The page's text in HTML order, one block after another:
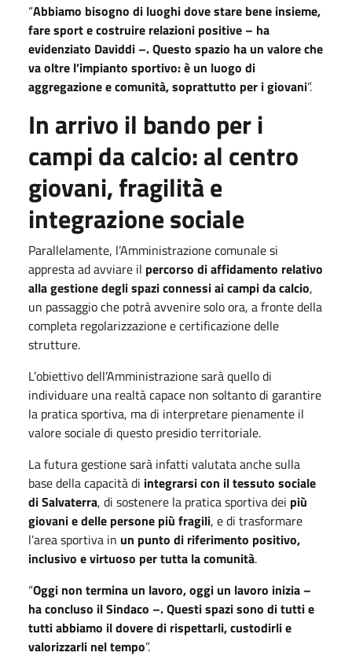
“Abbiamo bisogno di luoghi dove stare bene insieme,
fare sport e costruire relazioni positive – ha
evidenziato Daviddi –. Questo spazio ha un valore che
va oltre l’impianto sportivo: è un luogo di
aggregazione e comunità, soprattutto per i giovani”.
In arrivo il bando per i
campi da calcio: al centro
giovani, fragilità e
integrazione sociale
Parallelamente, l’Amministrazione comunale si
appresta ad avviare il percorso di affidamento relativo
alla gestione degli spazi connessi ai campi da calcio,
un passaggio che potrà avvenire solo ora, a fronte della
completa regolarizzazione e certificazione delle
strutture.
L’obiettivo dell’Amministrazione sarà quello di
individuare una realtà capace non soltanto di garantire
la pratica sportiva, ma di interpretare pienamente il
valore sociale di questo presidio territoriale.
La futura gestione sarà infatti valutata anche sulla
base della capacità di integrarsi con il tessuto sociale
di Salvaterra, di sostenere la pratica sportiva dei più
giovani e delle persone più fragili, e di trasformare
l’area sportiva in un punto di riferimento positivo,
inclusivo e virtuoso per tutta la comunità.
“Oggi non termina un lavoro, oggi un lavoro inizia –
ha concluso il Sindaco –. Questi spazi sono di tutti e
tutti abbiamo il dovere di rispettarli, custodirli e
valorizzarli nel tempo”.